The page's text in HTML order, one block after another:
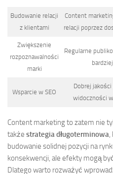
Budowanie relacji
z klientami
Content
relacji poprzez
Zwiększenie
rozpoznawalności
marki
Regularne
Wsparcie w SEO
Dobrej
widoczności
Content marketing to zatem nie
także strategia długoterminowa,
budowanie solidnej pozycji na
konsekwencji, ale efekty mogą
Dlatego warto rozważyć